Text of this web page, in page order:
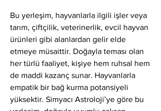
Bu yerleşim, hayvanlarla ilgili işler veya
tarım, çiftçilik, veterinerlik, evcil hayvan
ürünleri gibi alanlardan gelir elde
etmeye müsaittir. Doğayla teması olan
her türlü faaliyet, kişiye hem ruhsal hem
de maddi kazanç sunar. Hayvanlarla
empatik bir bağ kurma potansiyeli
yüksektir. Simyacı Astroloji’ye göre bu